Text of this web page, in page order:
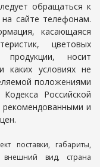
обращаться к
сайте телефонам.
касающаяся
цветовых
носит
каких условиях не
положениями
Российской
и
поставки, габариты,
внешний вид, страна